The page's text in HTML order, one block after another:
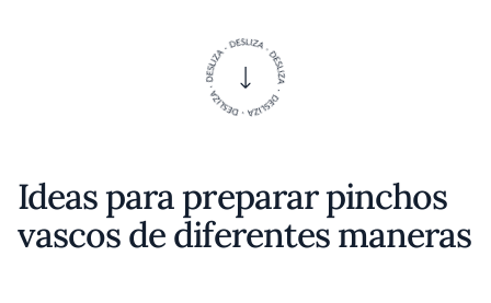
Ideas para preparar pinchos
vascos de diferentes maneras